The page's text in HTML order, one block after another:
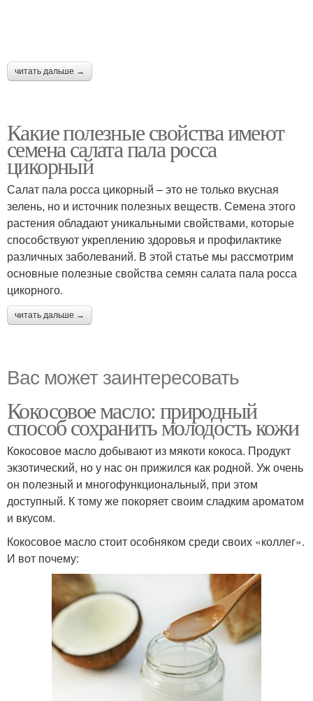
читать дальше →
Какие полезные свойства имеют
семена салата пала росса
цикорный
Салат пала росса цикорный – это не только вкусная
зелень, но и источник полезных веществ. Семена этого
растения обладают уникальными свойствами, которые
способствуют укреплению здоровья и профилактике
различных заболеваний. В этой статье мы рассмотрим
основные полезные свойства семян салата пала росса
цикорного.
читать дальше →
Вас может заинтересовать
Кокосовое масло: природный
способ сохранить молодость кожи
Кокосовое масло добывают из мякоти кокоса. Продукт
экзотический, но у нас он прижился как родной. Уж очень
он полезный и многофункциональный, при этом
доступный. К тому же покоряет своим сладким ароматом
и вкусом.
Кокосовое масло стоит особняком среди своих «коллег».
И вот почему: